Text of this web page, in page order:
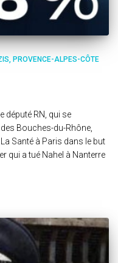
PROVENCE-ALPES-CÔTE
député RN, qui se
Bouches-du-Rhône,
Santé à Paris dans le but
qui a tué Nahel à Nanterre